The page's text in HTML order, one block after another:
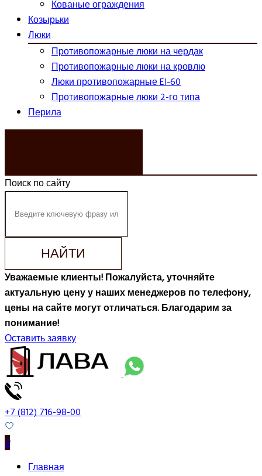
Кованые ограждения
Козырьки
Люки
Противопожарные люки на чердак
Противопожарные люки на кровлю
Люки противопожарные EI-60
Противопожарные люки 2-го типа
Перила
Поиск по сайту
НАЙТИ
Уважаемые клиенты! Пожалуйста, уточняйте
актуальную цену у наших менеджеров по телефону,
цены на сайте могут отличаться. Благодарим за
понимание!
Оставить заявку
+7 (812) 716-98-00
0
Главная